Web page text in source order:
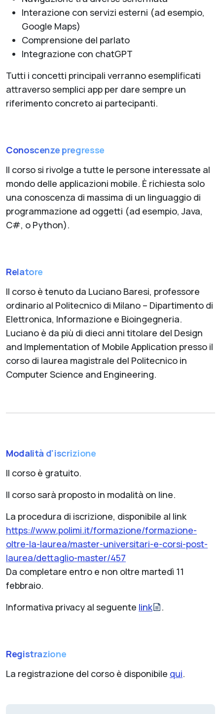
Interazione con servizi esterni (ad esempio,
Google Maps)
Comprensione del parlato
Integrazione con chatGPT
Tutti i concetti principali verranno esemplificati
attraverso semplici app per dare sempre un
riferimento concreto ai partecipanti.
Conoscenze pregresse
Il corso si rivolge a tutte le persone interessate al
mondo delle applicazioni mobile. È richiesta solo
una conoscenza di massima di un linguaggio di
programmazione ad oggetti (ad esempio, Java,
C#, o Python).
Relatore
Il corso è tenuto da Luciano Baresi, professore
ordinario al Politecnico di Milano – Dipartimento di
Elettronica, Informazione e Bioingegneria.
Luciano è da più di dieci anni titolare del Design
and Implementation of Mobile Application presso il
corso di laurea magistrale del Politecnico in
Computer Science and Engineering.
Modalità d'iscrizione
Il corso è gratuito.
Il corso sarà proposto in modalità on line.
La procedura di iscrizione, disponibile al link
https://www.polimi.it/formazione/formazione-
oltre-la-laurea/master-universitari-e-corsi-post-
laurea/dettaglio-master/457
Da completare entro e non oltre martedì 11
febbraio.
Informativa privacy al seguente link .
Registrazione
La registrazione del corso è disponibile qui.